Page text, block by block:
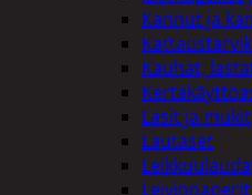
Kannut ja
Kauhat,
Lasit ja mukit
Lautaset